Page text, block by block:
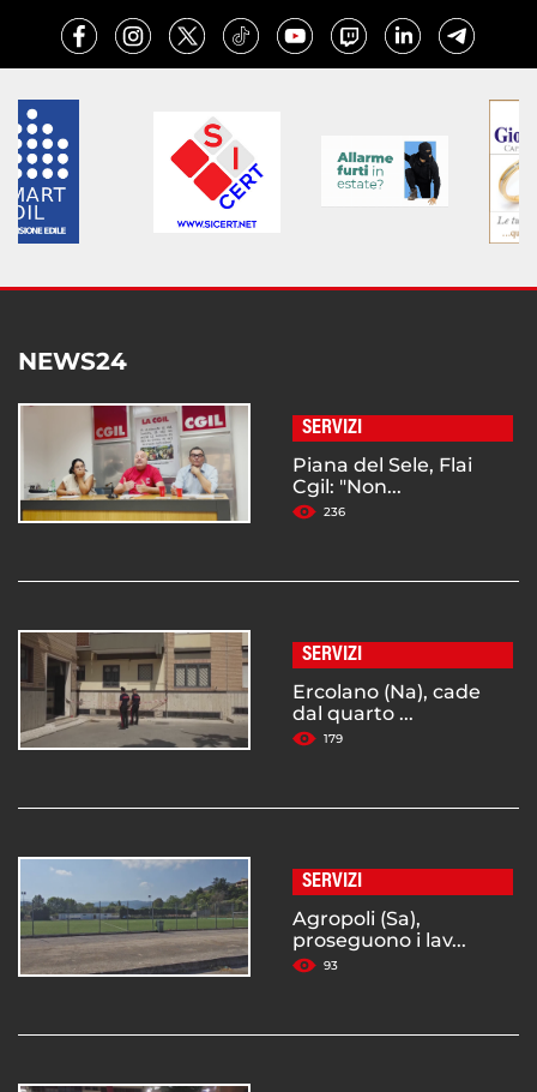
NEWS24
SERVIZI
Piana del Sele, Flai
Cgil: "Non...
236
SERVIZI
Ercolano (Na), cade
dal quarto ...
179
SERVIZI
Agropoli (Sa),
proseguono i lav...
93